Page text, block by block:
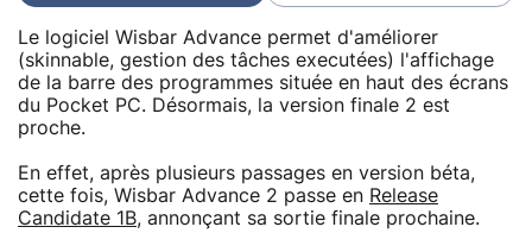
Le logiciel Wisbar Advance permet d'améliorer
(skinnable, gestion des tâches executées) l'affichage
de la barre des programmes située en haut des écrans
du Pocket PC. Désormais, la version finale 2 est
proche.
En effet, après plusieurs passages en version béta,
cette fois, Wisbar Advance 2 passe en Release
Candidate 1B, annonçant sa sortie finale prochaine.